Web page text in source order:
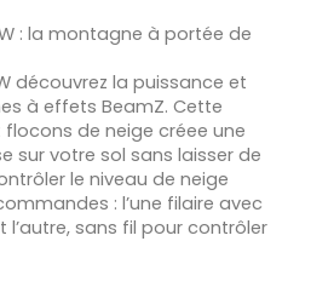
: la montagne à portée de
découvrez la puissance et
à effets BeamZ. Cette
de neige créee une
sur votre sol sans laisser de
le niveau de neige
: l’une filaire avec
sans fil pour contrôler